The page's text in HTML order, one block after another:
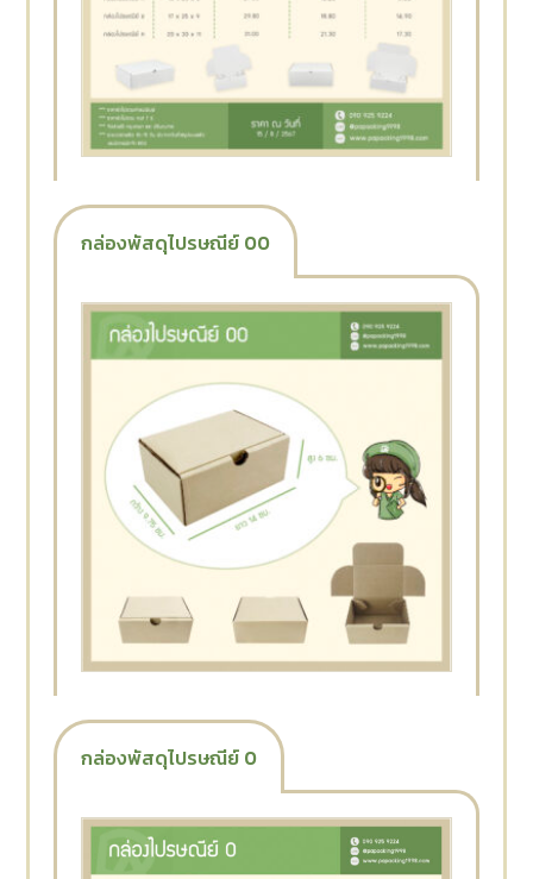
กล่องพัสดุไปรษณีย์ 00
กล่องพัสดุไปรษณีย์ 0